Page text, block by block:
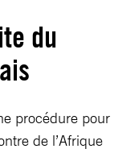
du
procédure pour
de l’Afrique